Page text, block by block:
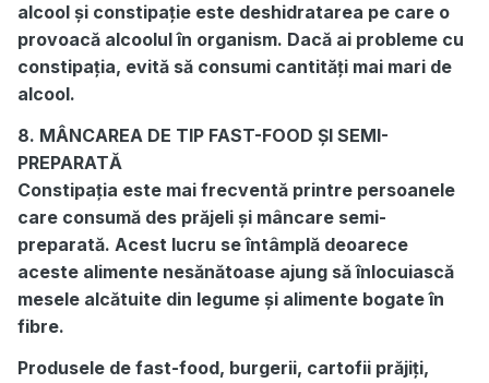
alcool și constipație este deshidratarea pe care o
provoacă alcoolul în organism. Dacă ai probleme cu
constipația, evită să consumi cantități mai mari de
alcool.
8. MÂNCAREA DE TIP FAST-FOOD ȘI SEMI-
PREPARATĂ
Constipația este mai frecventă printre persoanele
care consumă des prăjeli și mâncare semi-
preparată. Acest lucru se întâmplă deoarece
aceste alimente nesănătoase ajung să înlocuiască
mesele alcătuite din legume și alimente bogate în
fibre.
Produsele de fast-food, burgerii, cartofii prăjiți,